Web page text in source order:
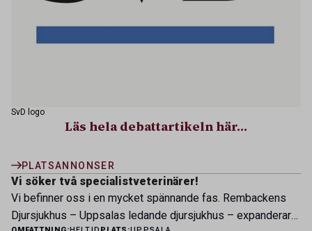
SvD logo
Läs hela debattartikeln här…
PLATSANNONSER
Vi söker två specialistveterinärer!
Vi befinner oss i en mycket spännande fas. Rembackens
Djursjukhus – Uppsalas ledande djursjukhus – expanderar